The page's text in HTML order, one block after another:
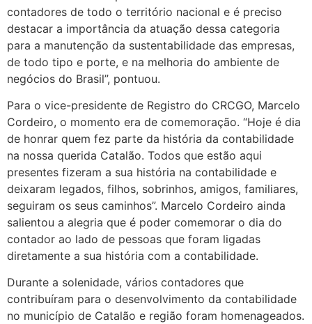
contadores de todo o território nacional e é preciso
destacar a importância da atuação dessa categoria
para a manutenção da sustentabilidade das empresas,
de todo tipo e porte, e na melhoria do ambiente de
negócios do Brasil”, pontuou.
Para o vice-presidente de Registro do CRCGO, Marcelo
Cordeiro, o momento era de comemoração. “Hoje é dia
de honrar quem fez parte da história da contabilidade
na nossa querida Catalão. Todos que estão aqui
presentes fizeram a sua história na contabilidade e
deixaram legados, filhos, sobrinhos, amigos, familiares,
seguiram os seus caminhos”. Marcelo Cordeiro ainda
salientou a alegria que é poder comemorar o dia do
contador ao lado de pessoas que foram ligadas
diretamente a sua história com a contabilidade.
Durante a solenidade, vários contadores que
contribuíram para o desenvolvimento da contabilidade
no município de Catalão e região foram homenageados.